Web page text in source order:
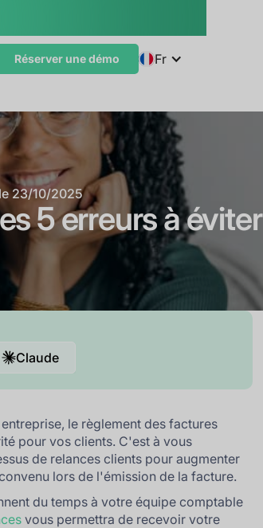
Réserver une démo Fr
23/10/2025
5 erreurs à éviter
Claude
le règlement des factures
pour vos clients. C'est à vous
de relances clients pour augmenter
lors de l'émission de la facture.
du temps à votre équipe comptable
vous permettra de recevoir votre